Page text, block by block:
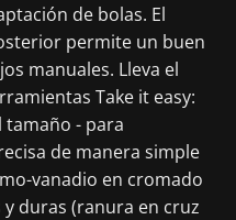
de bolas. El
permite un buen
manuales. Lleva el
Take it easy:
tamaño - para
de manera simple
vanadio en cromado
duras (ranura en cruz